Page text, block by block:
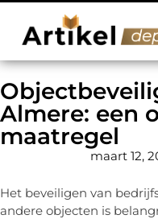
Almere: een
maatregel
maart 12,
Het beveiligen van
andere objecten is